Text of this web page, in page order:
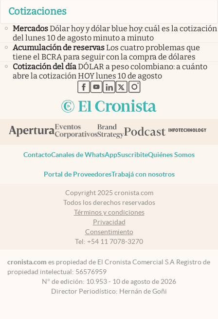
Cotizaciones
MercadosDólar hoy y dólar blue hoy: cuál es la cotización
del lunes 10 de agosto minuto a minuto
Acumulación de reservasLos cuatro problemas que
tiene el BCRA para seguir con la compra de dólares
Cotización del díaDÓLAR a peso colombiano: a cuánto
abre la cotización HOY lunes 10 de agosto
abre en nueva pestaña
abre en nueva pestaña
abre en nueva pestaña
abre en nueva pestaña
abre en nueva pestaña
ContactoCanales de WhatsAppSuscribiteQuiénes Somos
Portal de ProveedoresTrabajá con nosotros
Copyright 2025 cronista.com
Todos los derechos reservados
Términos y condiciones
Privacidad
Consentimiento
Tel: +54 11 7078-3270
cronista.com es propiedad de El Cronista Comercial S.A Registro de
propiedad intelectual: 56576959
N° de edición: 10.953 - 10 de agosto de 2026
Director Periodístico: Hernán de Goñi